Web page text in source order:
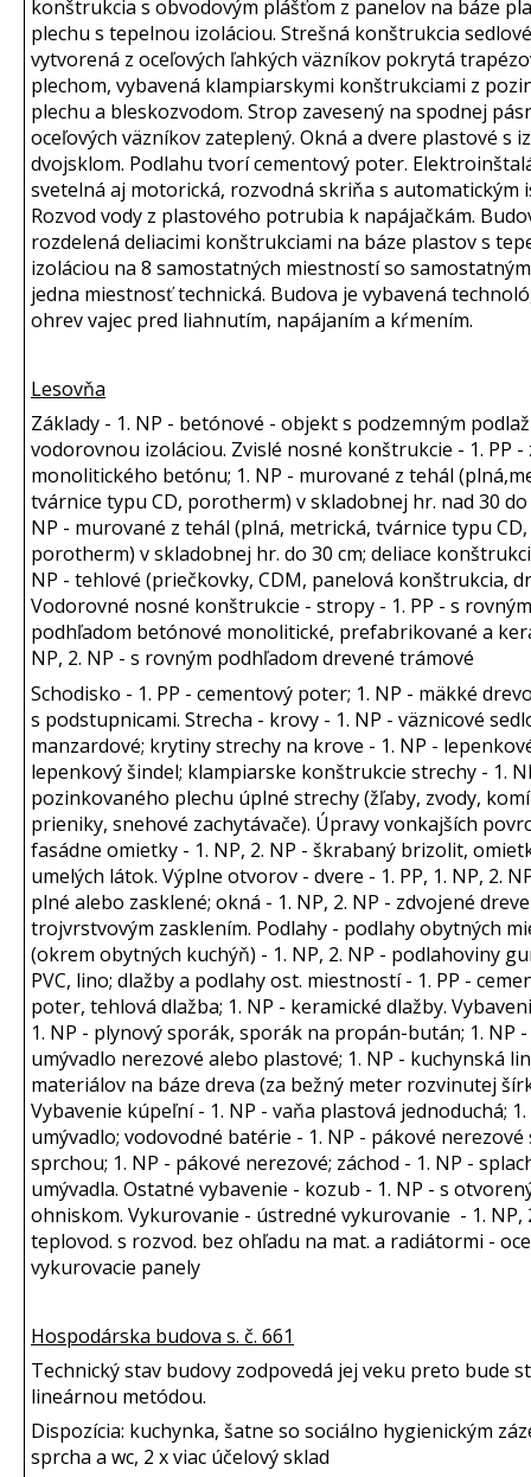
konštrukcia s obvodovým plášťom z panelov na báze
plechu s tepelnou izoláciou. Strešná konštrukcia
vytvorená z oceľových ľahkých väzníkov pokrytá
plechom, vybavená klampiarskymi konštrukciami z
plechu a bleskozvodom. Strop zavesený na spodnej
oceľových väzníkov zateplený. Okná a dvere plastové s
dvojsklom. Podlahu tvorí cementový poter.
svetelná aj motorická, rozvodná skriňa s automatickým
Rozvod vody z plastového potrubia k napájačkám.
rozdelená deliacimi konštrukciami na báze plastov s
izoláciou na 8 samostatných miestností so
jedna miestnosť technická. Budova je vybavená
ohrev vajec pred liahnutím, napájaním a kŕmením.
Lesovňa
Základy - 1. NP - betónové - objekt s podzemným
vodorovnou izoláciou. Zvislé nosné konštrukcie - 1. PP -
monolitického betónu; 1. NP - murované z tehál
tvárnice typu CD, porotherm) v skladobnej hr. nad 30 do
NP - murované z tehál (plná, metrická, tvárnice typu CD,
porotherm) v skladobnej hr. do 30 cm; deliace
NP - tehlové (priečkovky, CDM, panelová konštrukcia,
Vodorovné nosné konštrukcie - stropy - 1. PP - s rovným
podhľadom betónové monolitické, prefabrikované a
NP, 2. NP - s rovným podhľadom drevené trámové
Schodisko - 1. PP - cementový poter; 1. NP - mäkké
s podstupnicami. Strecha - krovy - 1. NP - väznicové
manzardové; krytiny strechy na krove - 1. NP -
lepenkový šindel; klampiarske konštrukcie strechy - 1.
pozinkovaného plechu úplné strechy (žľaby, zvody,
prieniky, snehové zachytávače). Úpravy vonkajších
fasádne omietky - 1. NP, 2. NP - škrabaný brizolit,
umelých látok. Výplne otvorov - dvere - 1. PP, 1. NP, 2.
plné alebo zasklené; okná - 1. NP, 2. NP - zdvojené
trojvrstvovým zasklením. Podlahy - podlahy obytných
(okrem obytných kuchýň) - 1. NP, 2. NP - podlahoviny
PVC, lino; dlažby a podlahy ost. miestností - 1. PP -
poter, tehlová dlažba; 1. NP - keramické dlažby.
1. NP - plynový sporák, sporák na propán-bután; 1. NP
umývadlo nerezové alebo plastové; 1. NP - kuchynská
materiálov na báze dreva (za bežný meter rozvinutej
Vybavenie kúpeľní - 1. NP - vaňa plastová jednoduchá; 1.
umývadlo; vodovodné batérie - 1. NP - pákové nerezové
sprchou; 1. NP - pákové nerezové; záchod - 1. NP -
umývadla. Ostatné vybavenie - kozub - 1. NP - s
ohniskom. Vykurovanie - ústredné vykurovanie - 1. NP,
teplovod. s rozvod. bez ohľadu na mat. a radiátormi -
vykurovacie panely
Hospodárska budova s. č. 661
Technický stav budovy zodpovedá jej veku preto bude
lineárnou metódou.
Dispozícia: kuchynka, šatne so sociálno hygienickým
sprcha a wc, 2 x viac účelový sklad